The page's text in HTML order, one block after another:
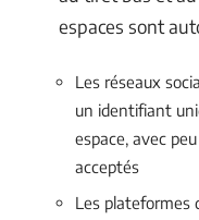
espaces sont
Les réseaux
un identifiant
espace, avec
acceptés
Les plateformes